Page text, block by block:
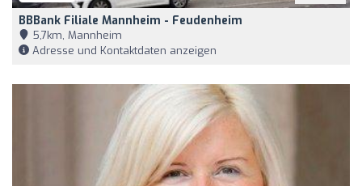
BBBank Filiale Mannheim - Feudenheim
5,7km, Mannheim
Adresse und Kontaktdaten anzeigen